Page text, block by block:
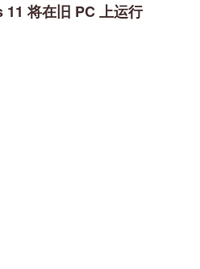
将在旧 PC 上运行